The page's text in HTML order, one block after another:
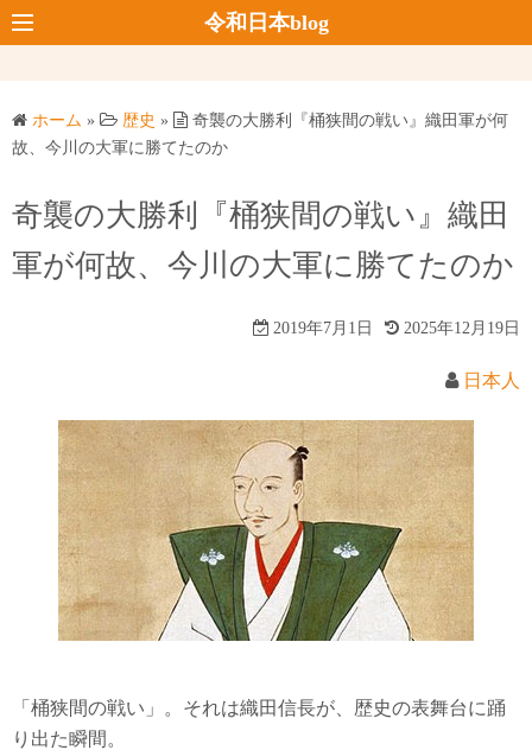
コ
ン
ツ
ッ
令和日本blog
ホーム » 歴史 »
奇襲の大勝利『桶狭間の戦い』織田軍が何
故、今川の大軍に勝てたのか
奇襲の大勝利『桶狭間の戦い』織田
軍が何故、今川の大軍に勝てたのか
2019年7月1日 2025年12月19日
日本人
「桶狭間の戦い」。それは織田信長が、歴史の表舞台に踊
り出た瞬間。